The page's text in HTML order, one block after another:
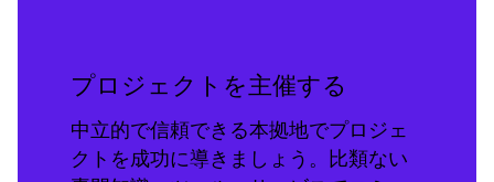
プロジェクトを主催する
中立的で信頼できる本拠地でプロジェ
クトを成功に導きましょう。比類ない